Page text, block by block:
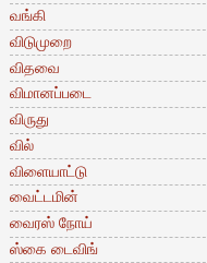
வங்கி
விடுமுறை
விதவை
விமானப்படை
விருது
வில்
விளையாட்டு
வைட்டமின்
வைரஸ் நோய்
ஸ்கை டைவிங்